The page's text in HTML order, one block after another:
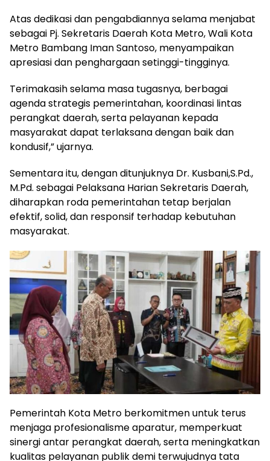
Atas dedikasi dan pengabdiannya selama menjabat
sebagai Pj. Sekretaris Daerah Kota Metro, Wali Kota
Metro Bambang Iman Santoso, menyampaikan
apresiasi dan penghargaan setinggi-tingginya.
Terimakasih selama masa tugasnya, berbagai
agenda strategis pemerintahan, koordinasi lintas
perangkat daerah, serta pelayanan kepada
masyarakat dapat terlaksana dengan baik dan
kondusif,” ujarnya.
Sementara itu, dengan ditunjuknya Dr. Kusbani,S.Pd.,
M.Pd. sebagai Pelaksana Harian Sekretaris Daerah,
diharapkan roda pemerintahan tetap berjalan
efektif, solid, dan responsif terhadap kebutuhan
masyarakat.
Pemerintah Kota Metro berkomitmen untuk terus
menjaga profesionalisme aparatur, memperkuat
sinergi antar perangkat daerah, serta meningkatkan
kualitas pelayanan publik demi terwujudnya tata